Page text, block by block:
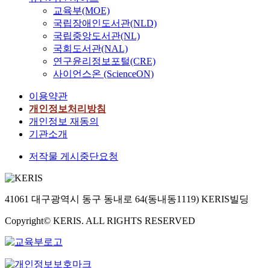
교육부(MOE)
국립장애인도서관(NLD)
국립중앙도서관(NL)
국회도서관(NAL)
연구윤리정보포털(CRE)
사이언스온 (ScienceON)
이용약관
개인정보처리방침
개인정보 재동의
기관소개
저작물 게시중단요청
41061 대구광역시 동구 동내로 64(동내동1119) KERIS빌딩
Copyright© KERIS. ALL RIGHTS RESERVED